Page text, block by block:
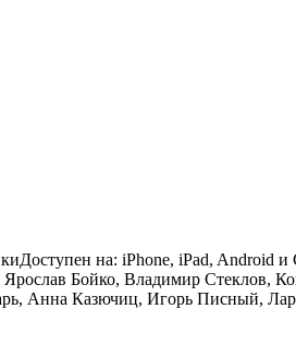
Доступен на: iPhone, iPad, Android
Ярослав Бойко, Владимир Стеклов,
Анна Казючиц, Игорь Писный,